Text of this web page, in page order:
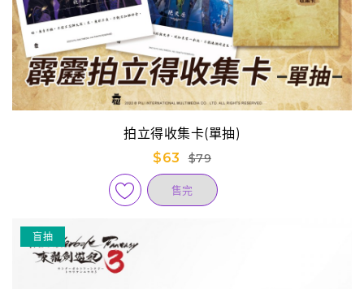
拍立得收集卡(單抽)
$63
$79
售完
盲抽